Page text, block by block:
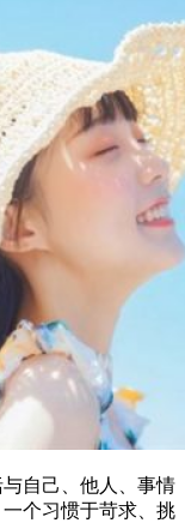
自己、他人、事情
个习惯于苛求、挑